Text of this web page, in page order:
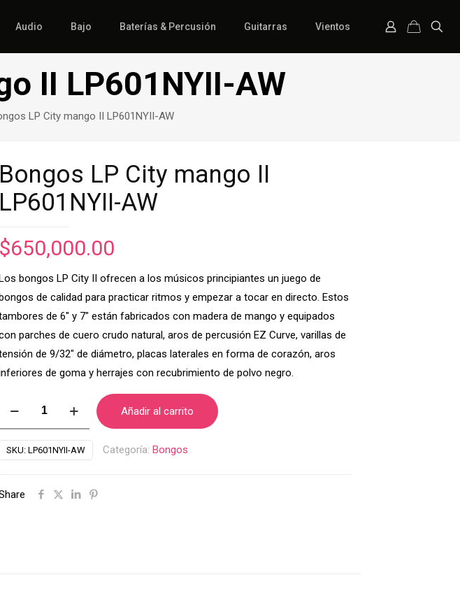
Audio Bajo Baterías & Percusión Guitarras Vientos
II LP601NYII-AW
LP City mango II LP601NYII-AW
Bongos LP City mango II
LP601NYII-AW
$650,000.00
bongos LP City II ofrecen a los músicos principiantes un juego de
de calidad para practicar ritmos y empezar a tocar en directo. Estos
de 6″ y 7″ están fabricados con madera de mango y equipados
parches de cuero crudo natural, aros de percusión EZ Curve, varillas de
de 9/32″ de diámetro, placas laterales en forma de corazón, aros
de goma y herrajes con recubrimiento de polvo negro.
City
Añadir al carrito
SKU: LP601NYII-AW Categoría: Bongos